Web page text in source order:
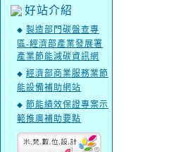
好站介紹
◆ 製造部門碳盤查專
區-經濟部產業發展署
產業節能減碳資訊網
◆ 經濟部商業服務業節
能設備補助網站
◆ 節能績效保證專案示
範推廣補助要點